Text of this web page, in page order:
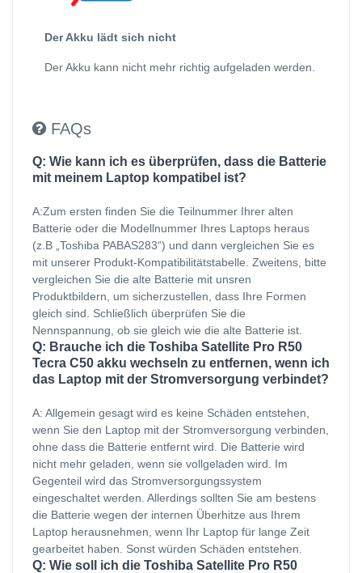
Der Akku lädt sich nicht
Der Akku kann nicht mehr richtig aufgeladen werden.
FAQs
Q: Wie kann ich es überprüfen, dass die Batterie
mit meinem Laptop kompatibel ist?
A:Zum ersten finden Sie die Teilnummer Ihrer alten
Batterie oder die Modellnummer Ihres Laptops heraus
(z.B „Toshiba PABAS283“) und dann vergleichen Sie es
mit unserer Produkt-Kompatibilitätstabelle. Zweitens, bitte
vergleichen Sie die alte Batterie mit unsren
Produktbildern, um sicherzustellen, dass Ihre Formen
gleich sind. Schließlich überprüfen Sie die
Nennspannung, ob sie gleich wie die alte Batterie ist.
Q: Brauche ich die Toshiba Satellite Pro R50
Tecra C50 akku wechseln zu entfernen, wenn ich
das Laptop mit der Stromversorgung verbindet?
A: Allgemein gesagt wird es keine Schäden entstehen,
wenn Sie den Laptop mit der Stromversorgung verbinden,
ohne dass die Batterie entfernt wird. Die Batterie wird
nicht mehr geladen, wenn sie vollgeladen wird. Im
Gegenteil wird das Stromversorgungssystem
eingeschaltet werden. Allerdings sollten Sie am bestens
die Batterie wegen der internen Überhitze aus Ihrem
Laptop herausnehmen, wenn Ihr Laptop für lange Zeit
gearbeitet haben. Sonst würden Schäden entstehen.
Q: Wie soll ich die Toshiba Satellite Pro R50